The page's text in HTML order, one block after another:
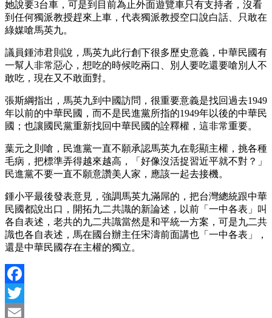
她說要3台車，可是到目前為止外面遊覽車只有支持者，沒看
到任何獨派教授趕來上車，代表獨派教授空口說白話、只敢在
綠媒嗆馬英九。
議員鍾沛君則說，馬英九此行創下很多歷史意義，中華民國有
一幫人非常惡心，想吃的時候吃兩口、別人要吃還要嗆別人不
敢吃，現在又不敢面對。
張斯綱指出，馬英九到中國訪問，很重要意義是找回過去1949
年以前的中華民國，而不是民進黨所指的1949年以後的中華民
國；也讓國民黨重新找回中華民國的詮釋權，這非常重要。
葉元之則嗆，民進黨一直不願承認馬英九在彰顯主權，挑各種
毛病，把標準弄得越來越高，「好像沒活捉習近平就不對？」
民進黨不要一直不願意讚美人家，應該一起去接機。
鍾小平最後發表意見，強調馬英九滿屌的，把台灣總統跟中華
民國都說出口，開拓九二共識的新論述，以前「一中各表」叫
各自表述，老共的九二共識當然是和平統一方案，可是九二共
識也各自表述，馬在國台辦主任宋濤前面講也「一中各表」，
還是中華民國存在主權的獨立。
Facebook
Twitter